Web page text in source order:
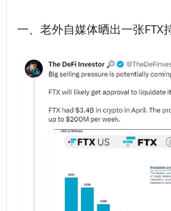
一、老外自媒体晒出一张FTX